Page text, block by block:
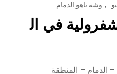
, وشة تاهو الدمام
في ال
الدمام – المنطقة